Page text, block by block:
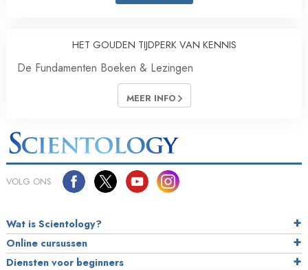
HET GOUDEN TIJDPERK VAN KENNIS
De Fundamenten Boeken & Lezingen
MEER INFO
VOLG ONS
Wat is Scientology?
Online cursussen
Diensten voor beginners